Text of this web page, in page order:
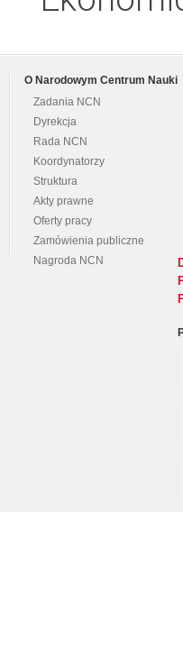
O Narodowym Centrum Nauki
Zadania NCN
Dyrekcja
Rada NCN
Koordynatorzy
Struktura
Akty prawne
Oferty pracy
Zamówienia publiczne
Nagroda NCN